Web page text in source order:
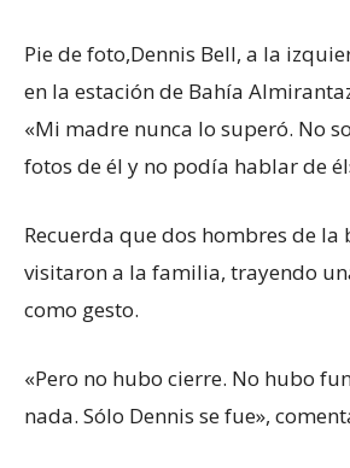
Pie de foto,Dennis Bell, a la
en la estación de Bahía
«Mi madre nunca lo superó. No
fotos de él y no podía hablar de
Recuerda que dos hombres de la
visitaron a la familia, trayendo
como gesto.
«Pero no hubo cierre. No hubo
nada. Sólo Dennis se fue»,